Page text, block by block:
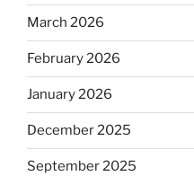
March 2026
February 2026
January 2026
December 2025
September 2025